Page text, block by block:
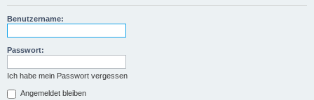
Benutzername:
Passwort:
Ich habe mein Passwort vergessen
Angemeldet bleiben